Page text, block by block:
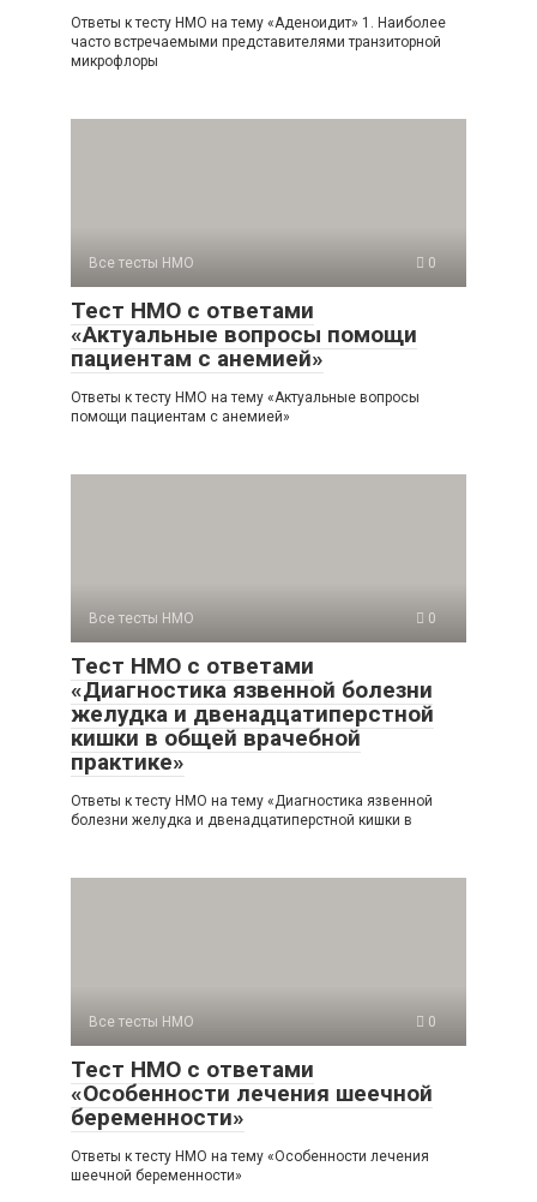
Ответы к тесту НМО на тему «Аденоидит» 1. Наиболее
часто встречаемыми представителями транзиторной
микрофлоры
Все тесты НМО 0
Тест НМО с ответами
«Актуальные вопросы помощи
пациентам с анемией»
Ответы к тесту НМО на тему «Актуальные вопросы
помощи пациентам с анемией»
Все тесты НМО 0
Тест НМО с ответами
«Диагностика язвенной болезни
желудка и двенадцатиперстной
кишки в общей врачебной
практике»
Ответы к тесту НМО на тему «Диагностика язвенной
болезни желудка и двенадцатиперстной кишки в
Все тесты НМО 0
Тест НМО с ответами
«Особенности лечения шеечной
беременности»
Ответы к тесту НМО на тему «Особенности лечения
шеечной беременности»